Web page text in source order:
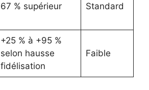
67 % supérieur Standard
+25 % à +95 %
selon hausse
fidélisation
Faible